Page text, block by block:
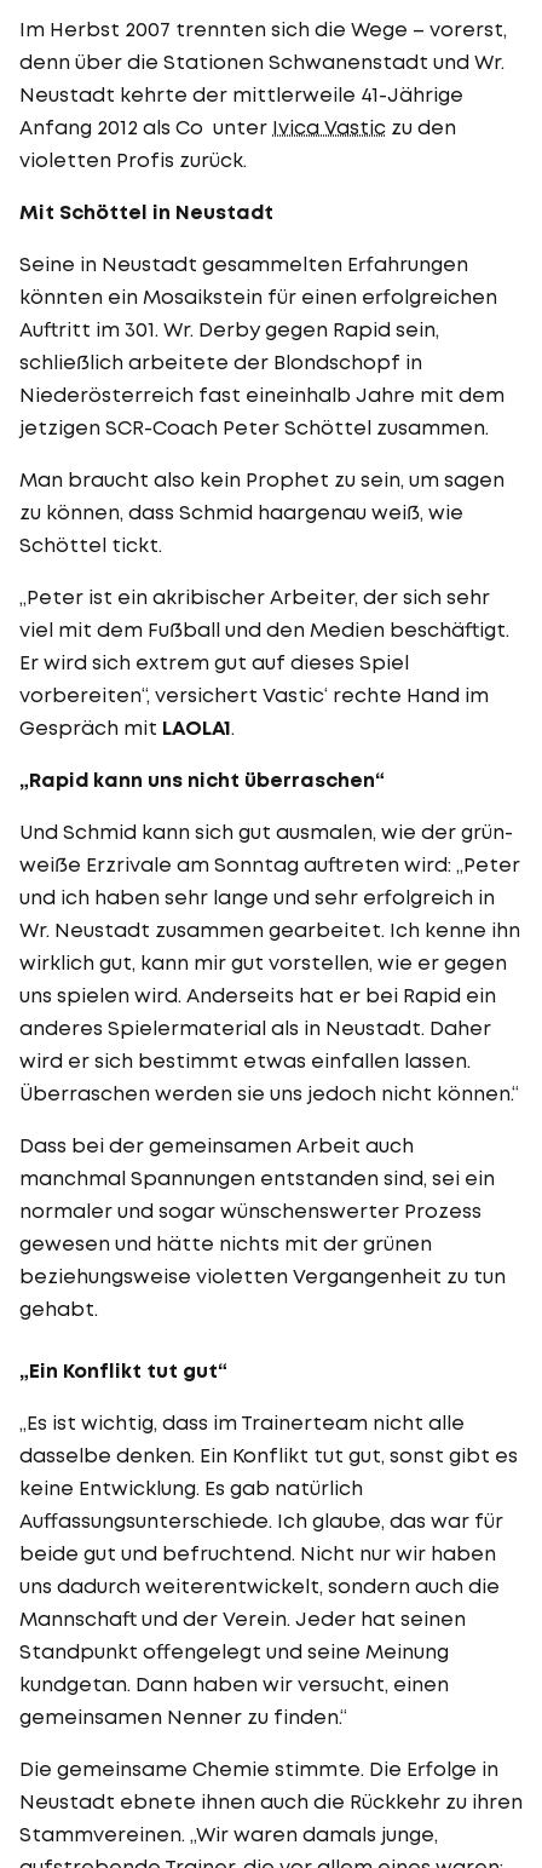
Im Herbst 2007 trennten sich die Wege – vorerst,
denn über die Stationen Schwanenstadt und Wr.
Neustadt kehrte der mittlerweile 41-Jährige
Anfang 2012 als Co unter Ivica Vastic zu den
violetten Profis zurück.
Mit Schöttel in Neustadt
Seine in Neustadt gesammelten Erfahrungen
könnten ein Mosaikstein für einen erfolgreichen
Auftritt im 301. Wr. Derby gegen Rapid sein,
schließlich arbeitete der Blondschopf in
Niederösterreich fast eineinhalb Jahre mit dem
jetzigen SCR-Coach Peter Schöttel zusammen.
Man braucht also kein Prophet zu sein, um sagen
zu können, dass Schmid haargenau weiß, wie
Schöttel tickt.
„Peter ist ein akribischer Arbeiter, der sich sehr
viel mit dem Fußball und den Medien beschäftigt.
Er wird sich extrem gut auf dieses Spiel
vorbereiten“, versichert Vastic‘ rechte Hand im
Gespräch mit LAOLA1.
„Rapid kann uns nicht überraschen“
Und Schmid kann sich gut ausmalen, wie der grün-
weiße Erzrivale am Sonntag auftreten wird: „Peter
und ich haben sehr lange und sehr erfolgreich in
Wr. Neustadt zusammen gearbeitet. Ich kenne ihn
wirklich gut, kann mir gut vorstellen, wie er gegen
uns spielen wird. Anderseits hat er bei Rapid ein
anderes Spielermaterial als in Neustadt. Daher
wird er sich bestimmt etwas einfallen lassen.
Überraschen werden sie uns jedoch nicht können.“
Dass bei der gemeinsamen Arbeit auch
manchmal Spannungen entstanden sind, sei ein
normaler und sogar wünschenswerter Prozess
gewesen und hätte nichts mit der grünen
beziehungsweise violetten Vergangenheit zu tun
gehabt.
„Ein Konflikt tut gut“
„Es ist wichtig, dass im Trainerteam nicht alle
dasselbe denken. Ein Konflikt tut gut, sonst gibt es
keine Entwicklung. Es gab natürlich
Auffassungsunterschiede. Ich glaube, das war für
beide gut und befruchtend. Nicht nur wir haben
uns dadurch weiterentwickelt, sondern auch die
Mannschaft und der Verein. Jeder hat seinen
Standpunkt offengelegt und seine Meinung
kundgetan. Dann haben wir versucht, einen
gemeinsamen Nenner zu finden.“
Die gemeinsame Chemie stimmte. Die Erfolge in
Neustadt ebnete ihnen auch die Rückkehr zu ihren
Stammvereinen. „Wir waren damals junge,